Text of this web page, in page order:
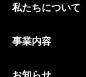
私たちについて
事業内容
お知らせ